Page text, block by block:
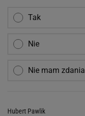
Tak
Nie
Nie mam zdania
Hubert Pawlik